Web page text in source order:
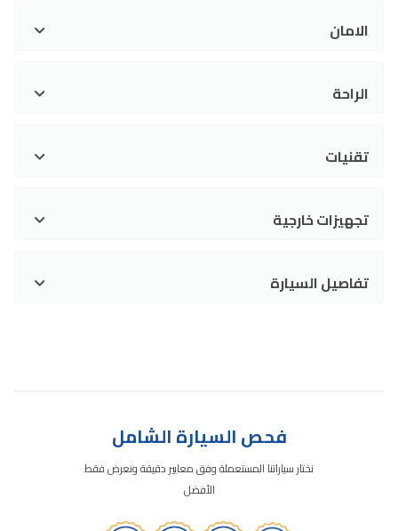
الامان
الراحة
تقنيات
تجهيزات خارجية
تفاصيل السيارة
فحص السيارة الشامل
نختار سياراتنا المستعملة وفق معايير دقيقة ونعرض فقط
الأفضل